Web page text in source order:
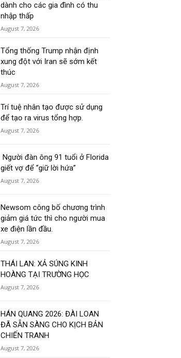
dành cho các gia đình có thu
nhập thấp
August 7, 2026
Tổng thống Trump nhận định
xung đột với Iran sẽ sớm kết
thúc
August 7, 2026
Trí tuệ nhân tạo được sử dụng
để tạo ra virus tổng hợp.
August 7, 2026
Người đàn ông 91 tuổi ở Florida
giết vợ để “giữ lời hứa”
August 7, 2026
Newsom công bố chương trình
giảm giá tức thì cho người mua
xe điện lần đầu.
August 7, 2026
THÁI LAN: XẢ SÚNG KINH
HOÀNG TẠI TRƯỜNG HỌC
August 7, 2026
HÁN QUANG 2026: ĐÀI LOAN
ĐÃ SẴN SÀNG CHO KỊCH BẢN
CHIẾN TRANH
August 7, 2026